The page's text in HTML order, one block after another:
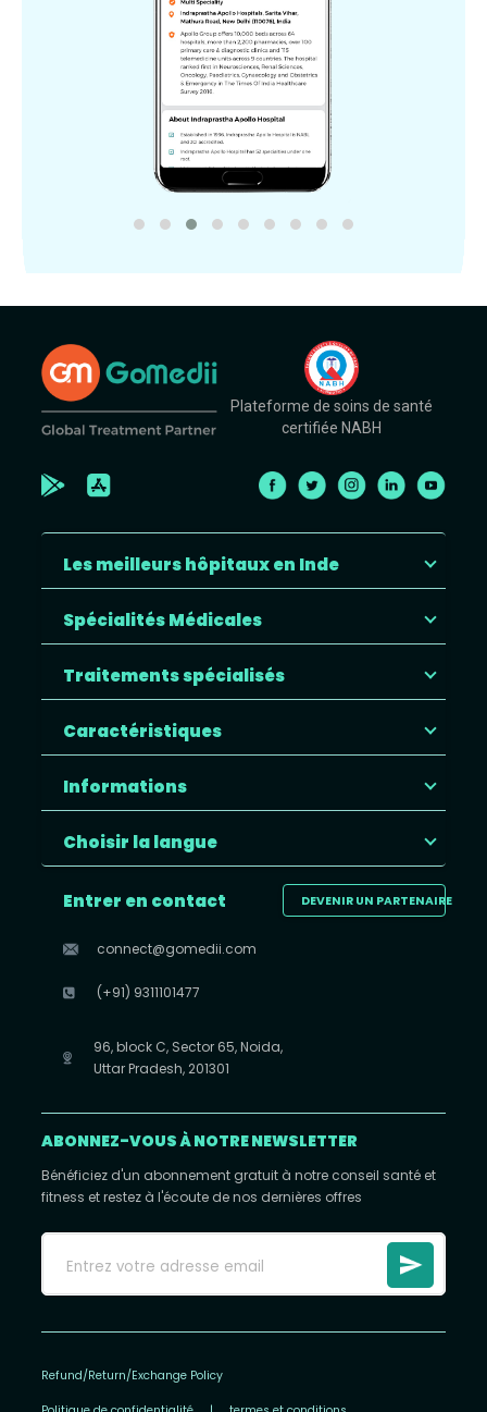
Plateforme de soins de santé
certifiée NABH
Les meilleurs hôpitaux en Inde
Spécialités Médicales
Traitements spécialisés
Caractéristiques
Informations
Choisir la langue
DEVENIR UN PARTENAIRE
Entrer en contact
connect@gomedii.com
(+91) 9311101477
96, block C, Sector 65, Noida,
Uttar Pradesh, 201301
ABONNEZ-VOUS À NOTRE NEWSLETTER
Bénéficiez d'un abonnement gratuit à notre conseil santé et
fitness et restez à l'écoute de nos dernières offres
Refund/Return/Exchange Policy